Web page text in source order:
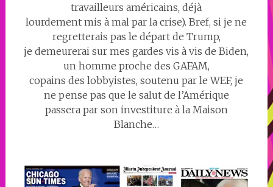
travailleurs américains, déjà
lourdement mis à mal par la crise). Bref, si je ne
regretterais pas le départ de Trump,
je demeurerai sur mes gardes vis à vis de Biden,
un homme proche des GAFAM,
copains des lobbyistes, soutenu par le WEF, je
ne pense pas que le salut de l’Amérique
passera par son investiture à la Maison
Blanche…